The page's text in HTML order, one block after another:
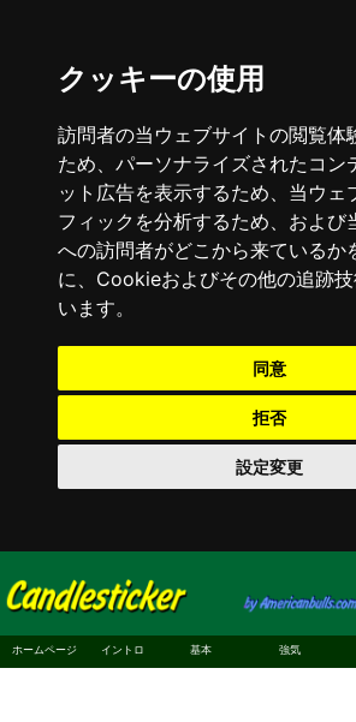
クッキーの使用
訪問者の当ウェブサイトの閲覧体
ため、パーソナライズされたコン
ット広告を表示するため、当ウェ
フィックを分析するため、および
への訪問者がどこから来ているか
に、Cookieおよびその他の追跡
います。
同意
拒否
設定変更
ホームページ イントロ 基本 強気